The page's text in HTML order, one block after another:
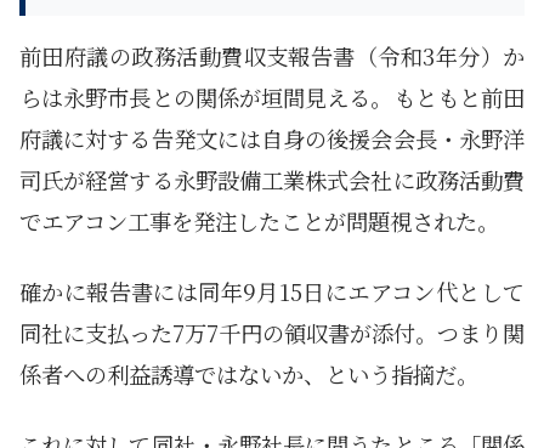
前田府議の政務活動費収支報告書（令和3年分）か
らは永野市長との関係が垣間見える。もともと前田
府議に対する告発文には自身の後援会会長・永野洋
司氏が経営する永野設備工業株式会社に政務活動費
でエアコン工事を発注したことが問題視された。
確かに報告書には同年9月15日にエアコン代として
同社に支払った7万7千円の領収書が添付。つまり関
係者への利益誘導ではないか、という指摘だ。